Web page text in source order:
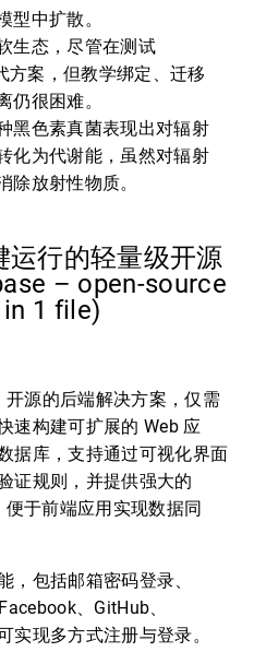
型中扩散。
生态，尽管在测试
方案，但教学绑定、迁移
仍很困难。
黑色素真菌表现出对辐射
化为代谢能，虽然对辐射
除放射性物质。
行的轻量级开源
– open-source
1 file)
源的后端解决方案，仅需
速构建可扩展的 Web 应
据库，支持通过可视化界面
证规则，并提供强大的
便于前端应用实现数据同
，包括邮箱密码登录、
、GitHub、
实现多方式注册与登录。